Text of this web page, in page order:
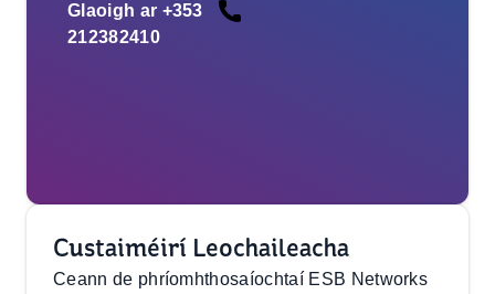
Glaoigh ar +353
212382410
Custaiméirí Leochaileacha
Ceann de phríomhthosaíochtaí ESB Networks